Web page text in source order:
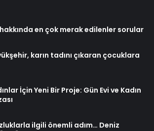
en çok merak edilenler sorular
karın tadını çıkaran çocuklara
İçin Yeni Bir Proje: Gün Evi ve Kadın
ilgili önemli adım… Deniz